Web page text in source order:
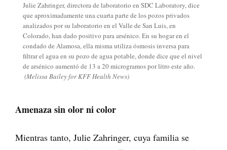
Julie Zahringer, directora de laboratorio en SDC Laboratory, dice
que aproximadamente una cuarta parte de los pozos privados
analizados por su laboratorio en el Valle de San Luis, en
Colorado, han dado positivo para arsénico. En su hogar en el
condado de Alamosa, ella misma utiliza ósmosis inversa para
filtrar el agua en su pozo de agua potable, donde dice que el nivel
de arsénico aumentó de 13 a 20 microgramos por litro este año.
(Melissa Bailey for KFF Health News)
Amenaza sin olor ni color
Mientras tanto, Julie Zahringer, cuya familia se